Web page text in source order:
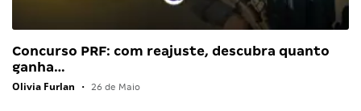
Concurso PRF: com reajuste, descubra quanto
ganha…
Olivia Furlan • 26 de Maio